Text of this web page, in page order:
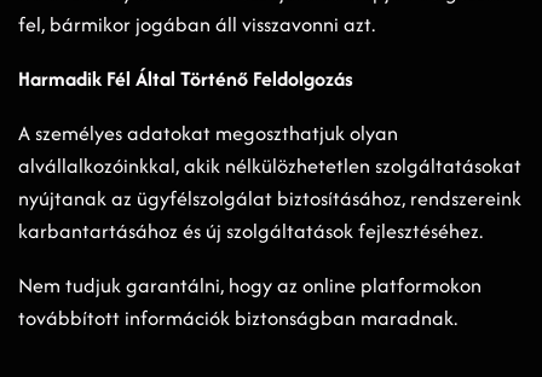
fel, bármikor jogában áll visszavonni azt.
Harmadik Fél Által Történő Feldolgozás
A személyes adatokat megoszthatjuk olyan
alvállalkozóinkkal, akik nélkülözhetetlen szolgáltatásokat
nyújtanak az ügyfélszolgálat biztosításához, rendszereink
karbantartásához és új szolgáltatások fejlesztéséhez.
Nem tudjuk garantálni, hogy az online platformokon
továbbított információk biztonságban maradnak.